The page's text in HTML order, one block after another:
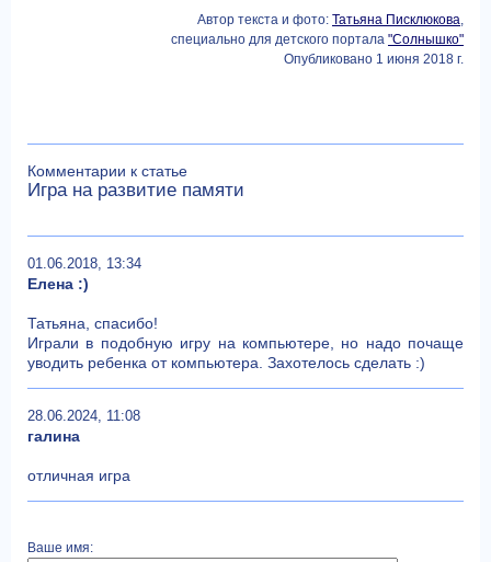
Автор текста и фото: Татьяна Писклюкова,
специально для детского портала "Солнышко"
Опубликовано 1 июня 2018 г.
Комментарии к статье
Игра на развитие памяти
01.06.2018, 13:34
Елена :)
Татьяна, спасибо!
Играли в подобную игру на компьютере, но надо почаще
уводить ребенка от компьютера. Захотелось сделать :)
28.06.2024, 11:08
галина
отличная игра
Ваше имя: